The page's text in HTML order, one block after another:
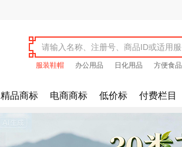
服装鞋帽 办公用品 日化用品 方便食品
精品商标 电商商标 低价标 付费栏目